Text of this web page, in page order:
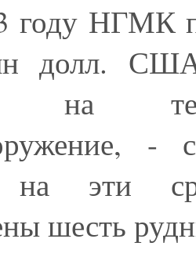
году НГМК
долл.
на
-
на эти
шесть